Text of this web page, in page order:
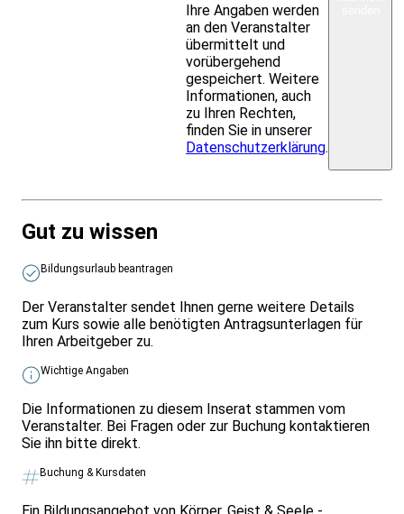
Ihre Angaben werden
an den Veranstalter
übermittelt und
vorübergehend
gespeichert. Weitere
Informationen, auch
zu Ihren Rechten,
finden Sie in unserer
Datenschutzerklärung.
Gut zu wissen
Bildungsurlaub beantragen
Der Veranstalter sendet Ihnen gerne weitere Details
zum Kurs sowie alle benötigten Antragsunterlagen für
Ihren Arbeitgeber zu.
Wichtige Angaben
Die Informationen zu diesem Inserat stammen vom
Veranstalter. Bei Fragen oder zur Buchung kontaktieren
Sie ihn bitte direkt.
Buchung & Kursdaten